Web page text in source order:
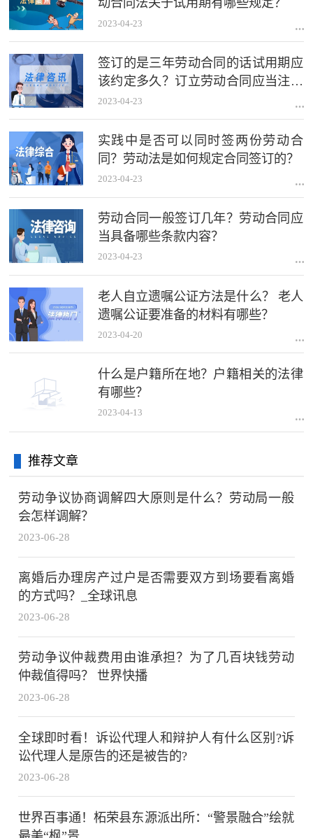
动合同法关于试用期有哪些规定？
2023-04-23
签订的是三年劳动合同的话试用期应
该约定多久？订立劳动合同应当注意
的问题有哪些？
2023-04-23
实践中是否可以同时签两份劳动合
同？劳动法是如何规定合同签订的？
2023-04-23
劳动合同一般签订几年？劳动合同应
当具备哪些条款内容？
2023-04-23
老人自立遗嘱公证方法是什么？ 老人
遗嘱公证要准备的材料有哪些？
2023-04-20
什么是户籍所在地？户籍相关的法律
有哪些？
2023-04-13
推荐文章
劳动争议协商调解四大原则是什么？劳动局一般
会怎样调解？
2023-06-28
离婚后办理房产过户是否需要双方到场要看离婚
的方式吗？_全球讯息
2023-06-28
劳动争议仲裁费用由谁承担？为了几百块钱劳动
仲裁值得吗？ 世界快播
2023-06-28
全球即时看！诉讼代理人和辩护人有什么区别?诉
讼代理人是原告的还是被告的?
2023-06-28
世界百事通！柘荣县东源派出所：“警景融合”绘就